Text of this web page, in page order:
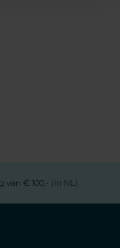
van € 100,- (in NL)